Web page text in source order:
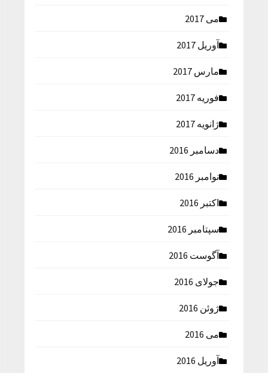
می 2017
آوریل 2017
مارس 2017
فوریه 2017
ژانویه 2017
دسامبر 2016
نوامبر 2016
اکتبر 2016
سپتامبر 2016
آگوست 2016
جولای 2016
ژوئن 2016
می 2016
آوریل 2016